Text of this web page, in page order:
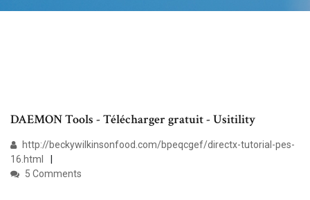
DAEMON Tools - Télécharger gratuit - Usitility
http://beckywilkinsonfood.com/bpeqcgef/directx-tutorial-pes-
16.html
5 Comments